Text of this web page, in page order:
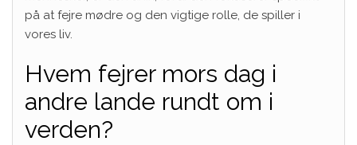
på at fejre mødre og den vigtige rolle, de spiller i
vores liv.
Hvem fejrer mors dag i
andre lande rundt om i
verden?